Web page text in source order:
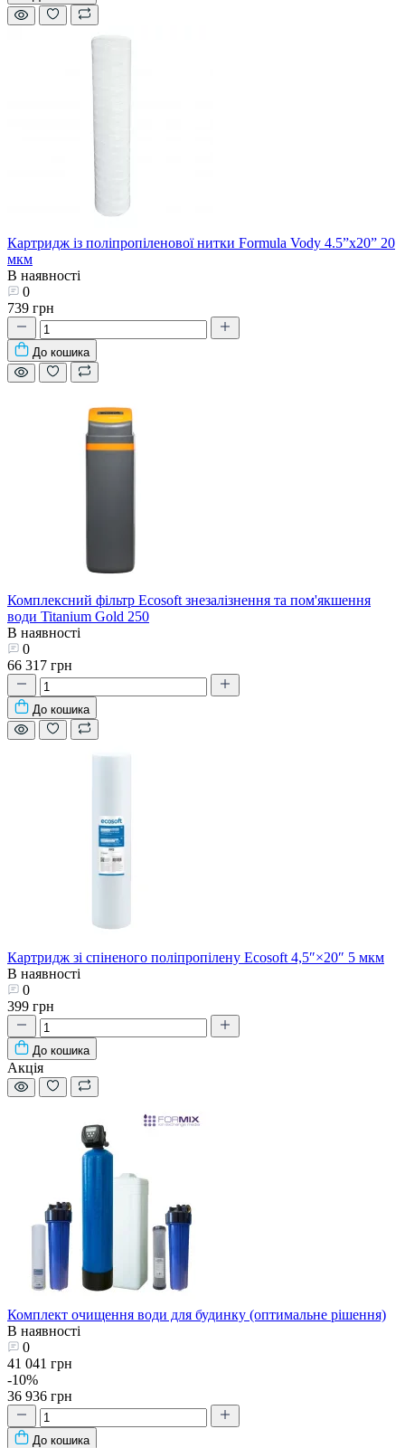
Картридж із поліпропіленової нитки Formula Vody 4.5”x20” 20
мкм
В наявності
0
739 грн
До кошика
Комплексний фільтр Ecosoft знезалізнення та пом'якшення
води Titanium Gold 250
В наявності
0
66 317 грн
До кошика
Картридж зі спіненого поліпропілену Ecosoft 4,5″×20″ 5 мкм
В наявності
0
399 грн
До кошика
Акція
Комплект очищення води для будинку (оптимальне рішення)
В наявності
0
41 041 грн
-10%
36 936 грн
До кошика